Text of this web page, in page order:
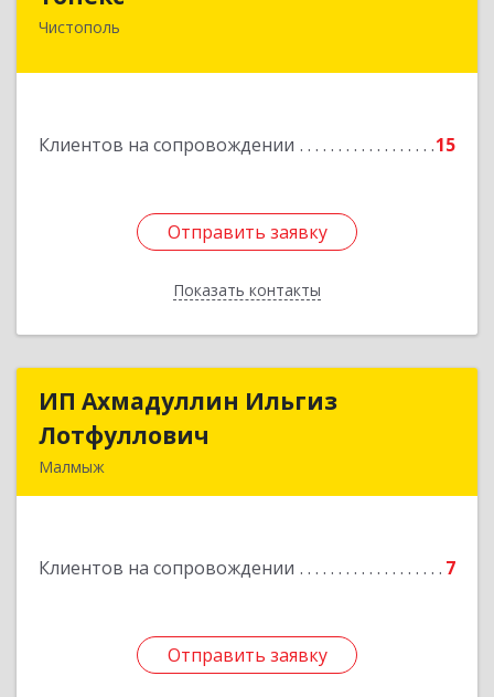
Чистополь
Клиентов на сопровождении 15
Отправить заявку
Показать контакты
422980, Татарстан Респ, Чистопольский р-н,
Отправить заявку
Назад
ИП Ахмадуллин Ильгиз
Лотфуллович
Малмыж
Клиентов на сопровождении 7
Отправить заявку
ИП Ахмадуллин Ильгиз
Подробнее
Отправить заявку